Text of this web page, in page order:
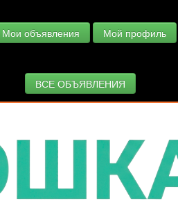
Мои объявления Мой профиль
ВСЕ ОБЪЯВЛЕНИЯ